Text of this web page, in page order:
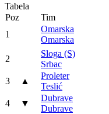
Tabela
Poz
Tim
1
Omarska
Omarska
2
Sloga (S)
Srbac
3 ▲
Proleter
Teslić
4 ▼
Dubrave
Dubrave